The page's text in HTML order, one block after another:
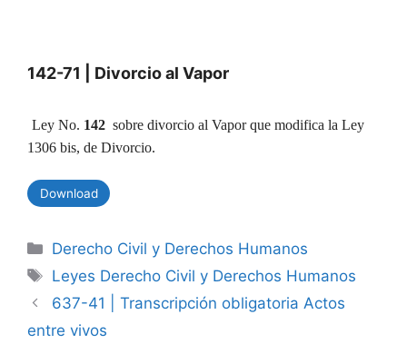
142-71 | Divorcio al Vapor
Ley No. 142 sobre divorcio al Vapor que modifica la Ley
1306 bis, de Divorcio.
Download
Categories
Derecho Civil y Derechos Humanos
Tags
Leyes Derecho Civil y Derechos Humanos
637-41 | Transcripción obligatoria Actos
entre vivos